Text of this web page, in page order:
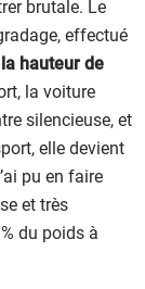
brutale. Le
effectué
hauteur de
la voiture
silencieuse, et
elle devient
pu en faire
et très
du poids à